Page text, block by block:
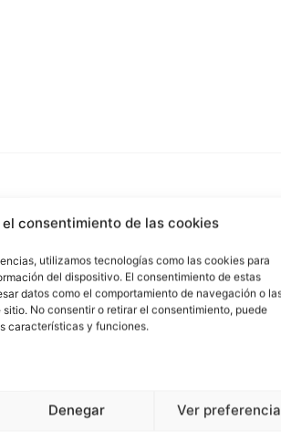
consentimiento de las cookies
utilizamos tecnologías como las cookies para
del dispositivo. El consentimiento de estas
datos como el comportamiento de navegación o
No consentir o retirar el consentimiento, puede
características y funciones.
Denegar Ver